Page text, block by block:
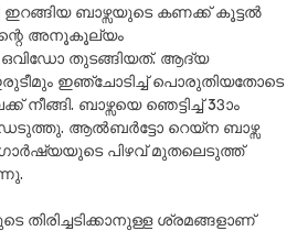
ബാഴ്സയുടെ കണക്ക് കൂട്ടൽ
അനൂകൂല്യം
തുടങ്ങിയത്. ആദ്യ
ഇഞ്ചോടിച്ച് പൊരുതിയതോടെ
നീങ്ങി. ബാഴ്സയെ ഞെട്ടിച്ച് 33ാം
ആൽബർട്ടോ റെയ്ന ബാഴ്സ
പിഴവ് മുതലെടുത്ത്
തിരിച്ചടിക്കാനുള്ള ശ്രമങ്ങളാണ്